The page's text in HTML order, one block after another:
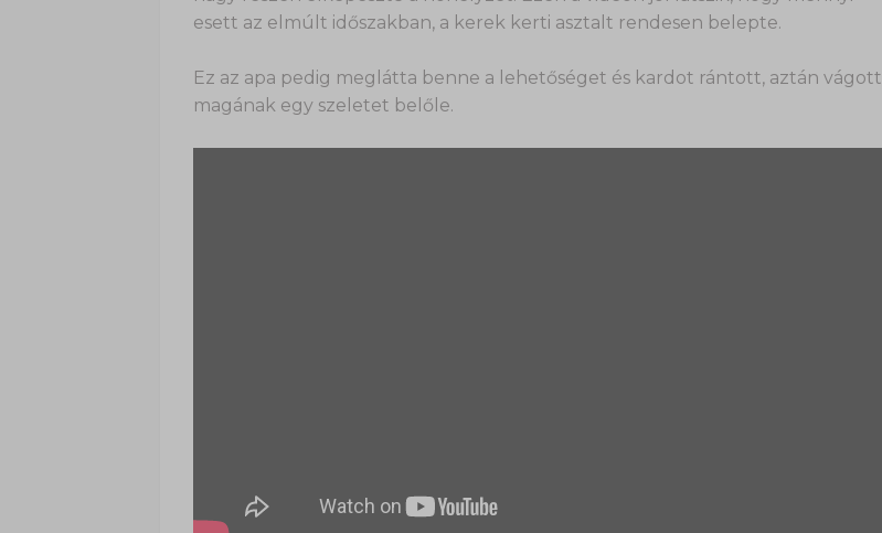
esett az elmúlt időszakban, a kerek kerti asztalt rendesen belepte.
Ez az apa pedig meglátta benne a lehetőséget és kardot rántott, aztán vágott
magának egy szeletet belőle.